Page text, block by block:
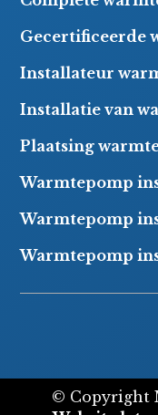
Gecertificeerde
Installateur
Installatie van
Plaatsing
Warmtepomp
Warmtepomp
Warmtepomp
© Copyright